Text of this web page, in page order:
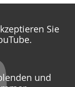
Sie
und